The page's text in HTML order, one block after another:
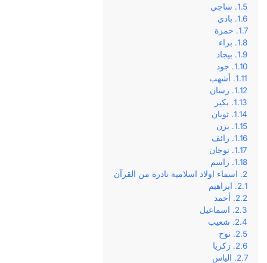
ساجي
بادي
حمزة
براء
بيجاد
جود
أشهب
رسان
بكير
ثوبان
يزن
رائف
توجان
راسم
اسماء اولاد اسلامية نادرة من القرآن
ابراهيم
أحمد
اسماعيل
شعيب
نوح
زكريا
الياس